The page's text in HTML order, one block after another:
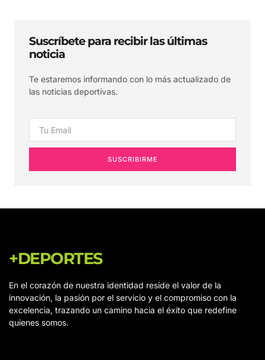
Suscríbete para recibir las últimas
noticia
Te estaremos informando con lo más actualizado de
las noticias deportivas.
SUSCRIBIRME
+DEPORTES
En el corazón de nuestra identidad reside el valor de la
innovación, la pasión por el servicio y el compromiso con la
excelencia, trazando un camino hacia el éxito que redefine
quienes somos.